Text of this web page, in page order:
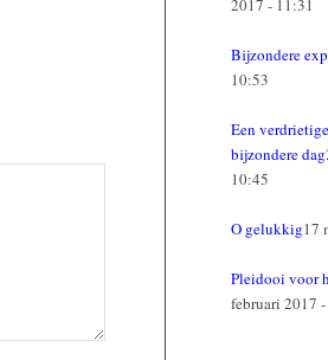
2017 - 11:31
Bijzondere
10:53
Een
bijzondere dag
10:45
O gelukkig17
Pleidooi voor
februari 2017